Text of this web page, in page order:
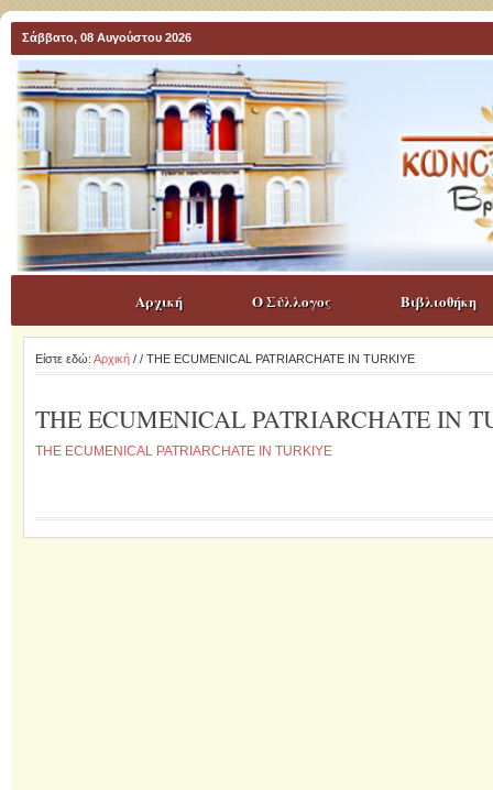
Σάββατο, 08 Αυγούστου 2026
Αρχική Ο Σύλλογος Βιβλιοθήκη
Είστε εδώ: Αρχική/ / THE ECUMENICAL PATRIARCHATE IN TURKIYE
THE ECUMENICAL PATRIARCHATE IN
THE ECUMENICAL PATRIARCHATE IN TURKIYE